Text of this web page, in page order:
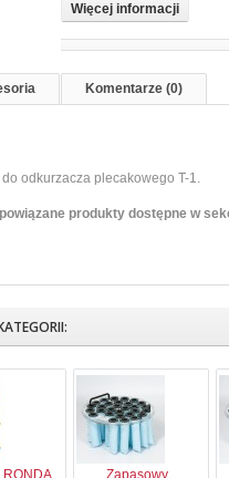
Więcej informacji
Komentarze (0)
odkurzacza plecakowego T-1.
produkty dostępne w
Zapasowy...